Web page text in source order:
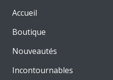
Accueil
Boutique
Nouveautés
Incontournables